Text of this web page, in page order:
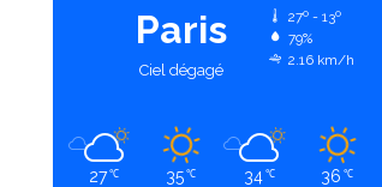
Paris
Ciel dégagé
27º - 13º
79%
2.16 km/h
27 ℃ 35 ℃ 34 ℃ 36 ℃